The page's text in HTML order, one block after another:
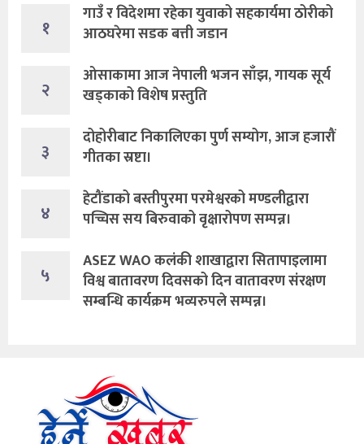
१
गाउँ र विदेशमा रहेका युवाको सहकार्यमा ठोरीको
आठघरेमा सडक बत्ती जडान
२
ओसाकामा आज नेपाली भजन साँझ, गायक सूर्य
खड्काको विशेष प्रस्तुति
३
दोहोरीबाट निकालिएका पुर्ण सम्योग, आज हजारौं
गीतका स्रष्टा।
४
हेटौंडाको बस्तीपुरमा परमेश्वरको मण्डलीद्वारा
पच्चिस सय बिरुवाको वृक्षारोपण सम्पन्न।
५
ASEZ WAO कलंकी शाखाद्वारा सितापाइलामा
विश्व बातावरण दिवसको दिन वातावरण संरक्षण
सम्बन्धि कार्यक्रम भव्यरुपले सम्पन्न।